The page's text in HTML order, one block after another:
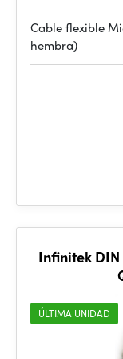
Cable flexible
hembra)
Infinitek
ÚLTIMA UNIDAD